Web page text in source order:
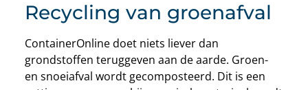
Recycling van groenafval
ContainerOnline doet niets liever dan
grondstoffen teruggeven aan de aarde. Groen-
en snoeiafval wordt gecomposteerd. Dit is een